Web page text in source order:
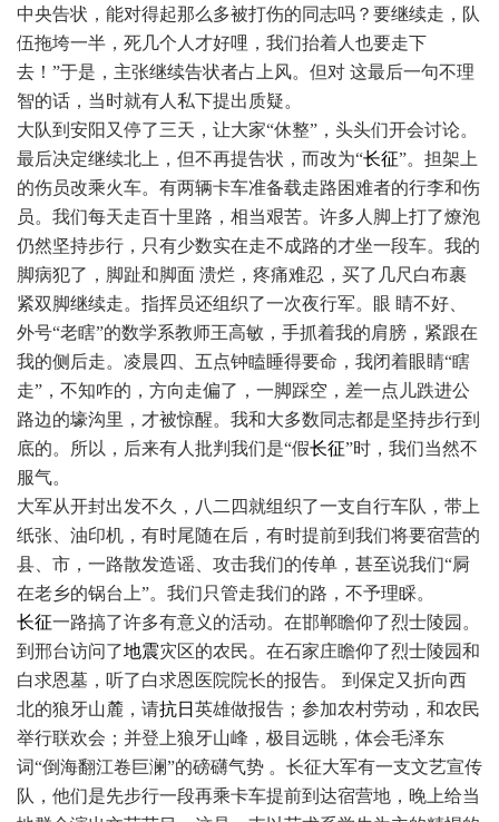
中央告状，能对得起那么多被打伤的同志吗？要继续走，队
伍拖垮一半，死几个人才好哩，我们抬着人也要走下
去！”于是，主张继续告状者占上风。但对 这最后一句不理
智的话，当时就有人私下提出质疑。
大队到安阳又停了三天，让大家“休整”，头头们开会讨论。
最后决定继续北上，但不再提告状，而改为“长征”。担架上
的伤员改乘火车。有两辆卡车准备载走路困难者的行李和伤
员。我们每天走百十里路，相当艰苦。许多人脚上打了燎泡
仍然坚持步行，只有少数实在走不成路的才坐一段车。我的
脚病犯了，脚趾和脚面 溃烂，疼痛难忍，买了几尺白布裹
紧双脚继续走。指挥员还组织了一次夜行军。眼 睛不好、
外号“老瞎”的数学系教师王高敏，手抓着我的肩膀，紧跟在
我的侧后走。凌晨四、五点钟瞌睡得要命，我闭着眼睛“瞎
走”，不知咋的，方向走偏了，一脚踩空，差一点儿跌进公
路边的壕沟里，才被惊醒。我和大多数同志都是坚持步行到
底的。所以，后来有人批判我们是“假长征”时，我们当然不
服气。
大军从开封出发不久，八二四就组织了一支自行车队，带上
纸张、油印机，有时尾随在后，有时提前到我们将要宿营的
县、市，一路散发造谣、攻击我们的传单，甚至说我们“屙
在老乡的锅台上”。我们只管走我们的路，不予理睬。
长征一路搞了许多有意义的活动。在邯郸瞻仰了烈士陵园。
到邢台访问了地震灾区的农民。在石家庄瞻仰了烈士陵园和
白求恩墓，听了白求恩医院院长的报告。 到保定又折向西
北的狼牙山麓，请抗日 英雄做报告；参加农村劳动，和农民
举行联欢会；并登上狼牙山峰，极目远眺，体会毛泽东
词“倒海翻江卷巨澜”的磅礴气势 。长征大军有一支文艺宣传
队，他们是先步行一段再乘卡车提前到达宿营地，晚上给当